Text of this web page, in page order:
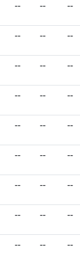
-- -- --
-- -- --
-- -- --
-- -- --
-- -- --
-- -- --
-- -- --
-- -- --
-- -- --